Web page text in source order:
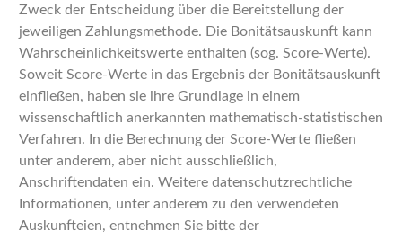
Zweck der Entscheidung über die Bereitstellung der
jeweiligen Zahlungsmethode. Die Bonitätsauskunft kann
Wahrscheinlichkeitswerte enthalten (sog. Score-Werte).
Soweit Score-Werte in das Ergebnis der Bonitätsauskunft
einfließen, haben sie ihre Grundlage in einem
wissenschaftlich anerkannten mathematisch-statistischen
Verfahren. In die Berechnung der Score-Werte fließen
unter anderem, aber nicht ausschließlich,
Anschriftendaten ein. Weitere datenschutzrechtliche
Informationen, unter anderem zu den verwendeten
Auskunfteien, entnehmen Sie bitte der